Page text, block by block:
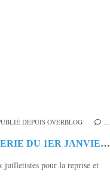
DEPUIS OVERBLOG
SAL "BRODERIE DU 1ER JANVIER - MILLESIME 2020" - 7ÈME AVANCEE - 1 NOUVELLE PHOTO
juilletistes pour la reprise et